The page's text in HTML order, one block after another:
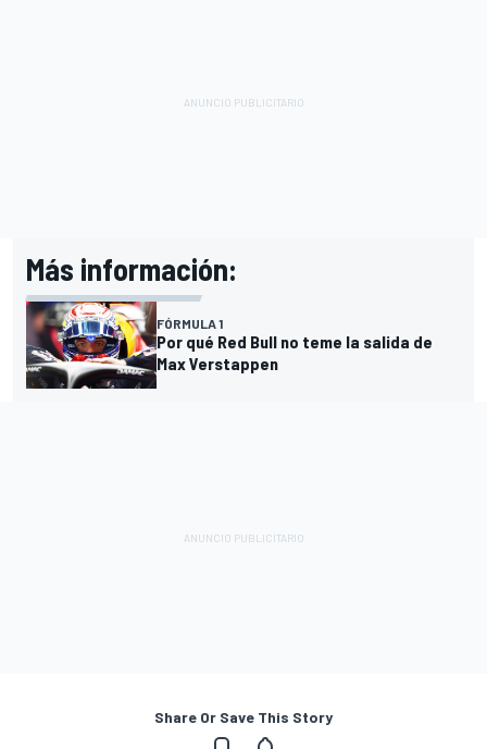
Más información:
FÓRMULA 1
Por qué Red Bull no teme la salida de
Max Verstappen
Share Or Save This Story